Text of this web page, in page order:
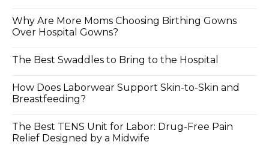
Why Are More Moms Choosing Birthing Gowns
Over Hospital Gowns?
The Best Swaddles to Bring to the Hospital
How Does Laborwear Support Skin-to-Skin and
Breastfeeding?
The Best TENS Unit for Labor: Drug-Free Pain
Relief Designed by a Midwife